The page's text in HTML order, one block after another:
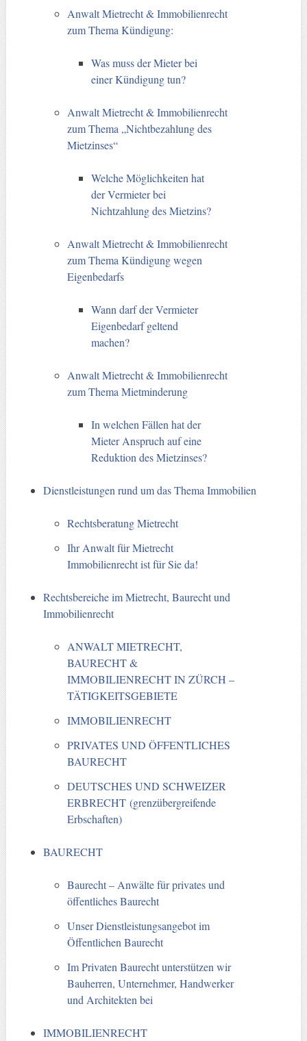
Anwalt Mietrecht & Immobilienrecht
zum Thema Kündigung:
Was muss der Mieter bei
einer Kündigung tun?
Anwalt Mietrecht & Immobilienrecht
zum Thema „Nichtbezahlung des
Mietzinses“
Welche Möglichkeiten hat
der Vermieter bei
Nichtzahlung des Mietzins?
Anwalt Mietrecht & Immobilienrecht
zum Thema Kündigung wegen
Eigenbedarfs
Wann darf der Vermieter
Eigenbedarf geltend
machen?
Anwalt Mietrecht & Immobilienrecht
zum Thema Mietminderung
In welchen Fällen hat der
Mieter Anspruch auf eine
Reduktion des Mietzinses?
Dienstleistungen rund um das Thema Immobilien
Rechtsberatung Mietrecht
Ihr Anwalt für Mietrecht
Immobilienrecht ist für Sie da!
Rechtsbereiche im Mietrecht, Baurecht und
Immobilienrecht
ANWALT MIETRECHT,
BAURECHT &
IMMOBILIENRECHT IN ZÜRCH –
TÄTIGKEITSGEBIETE
IMMOBILIENRECHT
PRIVATES UND ÖFFENTLICHES
BAURECHT
DEUTSCHES UND SCHWEIZER
ERBRECHT (grenzübergreifende
Erbschaften)
BAURECHT
Baurecht – Anwälte für privates und
öffentliches Baurecht
Unser Dienstleistungsangebot im
Öffentlichen Baurecht
Im Privaten Baurecht unterstützen wir
Bauherren, Unternehmer, Handwerker
und Architekten bei
IMMOBILIENRECHT